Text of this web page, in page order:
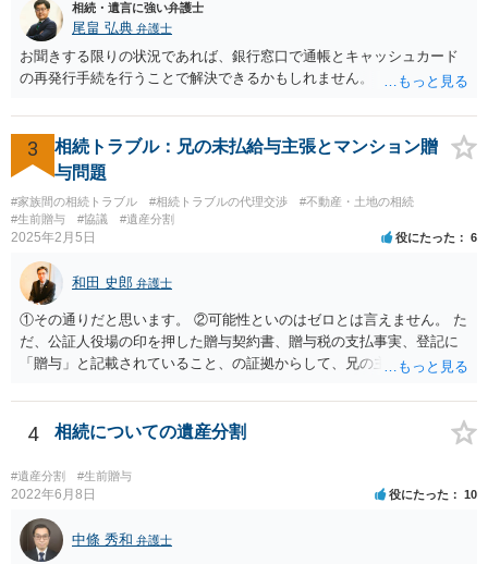
相続・遺言に強い弁護士
尾畠 弘典 弁護士
お聞きする限りの状況であれば、銀行窓口で通帳とキャッシュカード
の再発行手続を行うことで解決できるかもしれません。
3
相続トラブル：兄の未払給与主張とマンション贈
与問題
#家族間の相続トラブル #相続トラブルの代理交渉
#不動産・土地の相続
#生前贈与
#協議 #遺産分割
2025年2月5日 役にたった 6
和田 史郎 弁護士
①その通りだと思います。 ②可能性といのはゼロとは言えません。 た
だ、公証人役場の印を押した贈与契約書、贈与税の支払事実、登記に
「贈与」と記載されていること、の証拠からして、兄の主張は通らな
わなければ、遺産分割調停を申し立てて進めるのがベターのような気
がしますね。
4 相続についての遺産分割
#遺産分割 #生前贈与
2022年6月8日 役にたった 10
中條 秀和 弁護士